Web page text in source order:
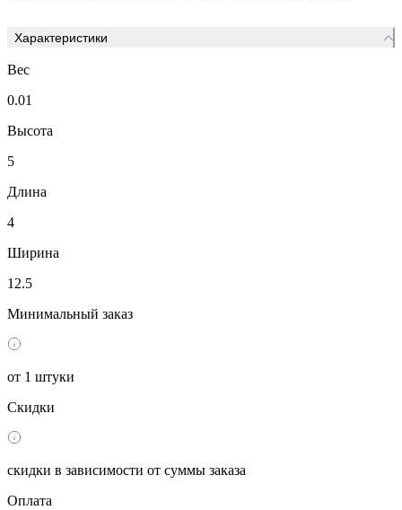
Характеристики
Вес
0.01
Высота
5
Длина
4
Ширина
12.5
Минимальный заказ
от 1 штуки
Скидки
скидки в зависимости от суммы заказа
Оплата